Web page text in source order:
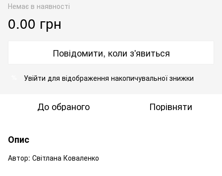
Немає в наявності
0.00 грн
Повідомити, коли з'явиться
Увійти для відображення накопичувальної знижки
До обраного Порівняти
Опис
Автор: Світлана Коваленко